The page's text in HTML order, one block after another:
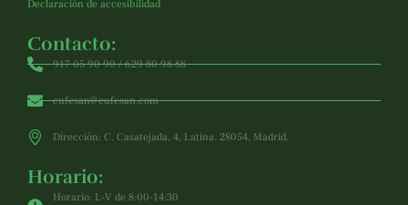
Declaración de accesibilidad
Contacto:
917 05 90 90 / 629 80 98 88
cufesan@cufesan.com
Dirección: C. Casatejada, 4, Latina. 28054, Madrid.
Horario:
Horario: L-V de 8:00-14:30